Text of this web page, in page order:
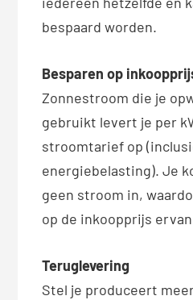
bespaard worden.
Besparen op
Zonnestroom die je
gebruikt levert je per
stroomtarief op
energiebelasting). Je
geen stroom in,
op de inkoopprijs
Teruglevering
Stel je produceert